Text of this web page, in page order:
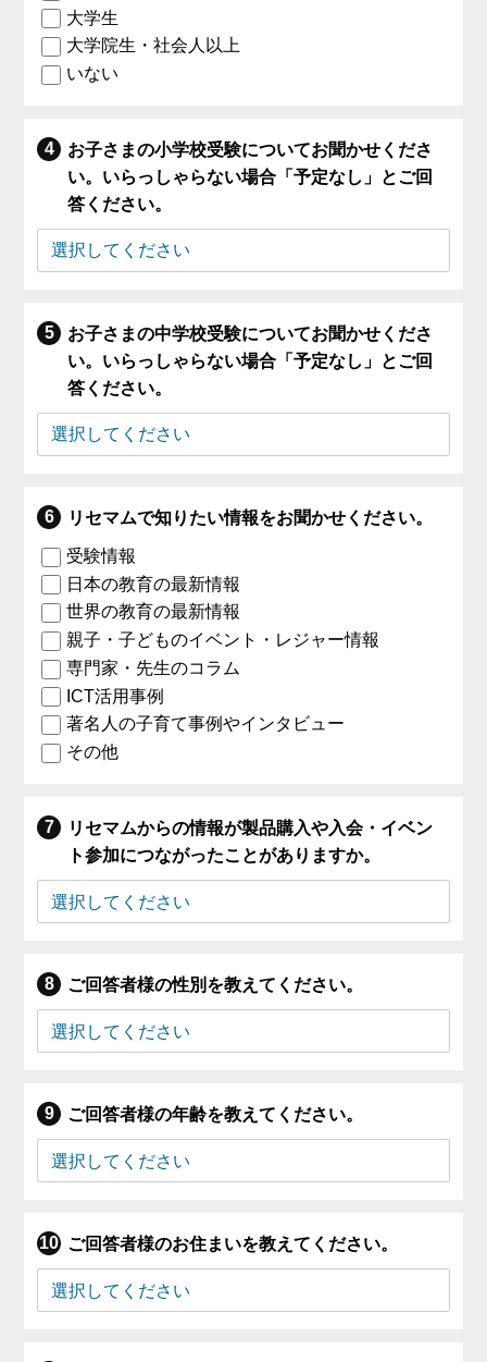
大学生
大学院生・社会人以上
いない
お子さまの小学校受験についてお聞かせくださ
い。いらっしゃらない場合「予定なし」とご回
答ください。
お子さまの中学校受験についてお聞かせくださ
い。いらっしゃらない場合「予定なし」とご回
答ください。
リセマムで知りたい情報をお聞かせください。
受験情報
日本の教育の最新情報
世界の教育の最新情報
親子・子どものイベント・レジャー情報
専門家・先生のコラム
ICT活用事例
著名人の子育て事例やインタビュー
その他
リセマムからの情報が製品購入や入会・イベン
ト参加につながったことがありますか。
ご回答者様の性別を教えてください。
ご回答者様の年齢を教えてください。
ご回答者様のお住まいを教えてください。